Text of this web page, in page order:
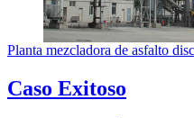
Planta mezcladora de asfalto
Caso Exitoso